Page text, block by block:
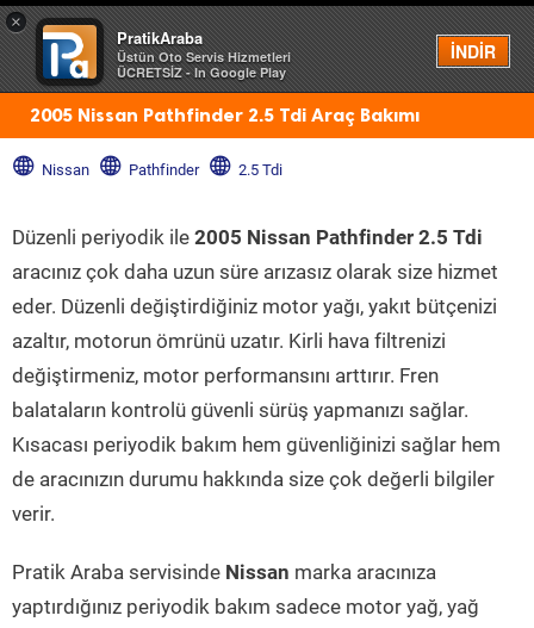
×
PratikAraba
Üstün Oto Servis Hizmetleri
ÜCRETSİZ - In Google Play
İNDİR
Menü
2005 Nissan Pathfinder 2.5 Tdi Araç Bakımı
Nissan Pathfinder 2.5 Tdi
Düzenli periyodik ile 2005 Nissan Pathfinder 2.5 Tdi
aracınız çok daha uzun süre arızasız olarak size hizmet
eder. Düzenli değiştirdiğiniz motor yağı, yakıt bütçenizi
azaltır, motorun ömrünü uzatır. Kirli hava filtrenizi
değiştirmeniz, motor performansını arttırır. Fren
balataların kontrolü güvenli sürüş yapmanızı sağlar.
Kısacası periyodik bakım hem güvenliğinizi sağlar hem
de aracınızın durumu hakkında size çok değerli bilgiler
verir.
Pratik Araba servisinde Nissan marka aracınıza
yaptırdığınız periyodik bakım sadece motor yağ, yağ